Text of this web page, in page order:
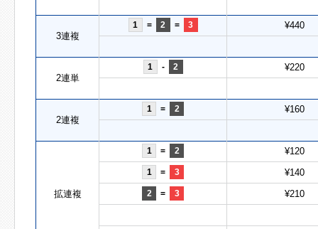
3連複
1 = 2 = 3 ¥440
2連単
1 - 2 ¥220
2連複
1 = 2 ¥160
拡連複
1 = 2 ¥120
1 = 3 ¥140
2 = 3 ¥210